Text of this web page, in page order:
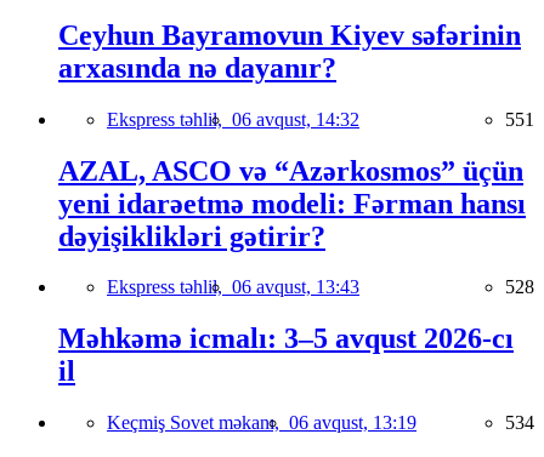
Ceyhun Bayramovun Kiyev səfərinin
arxasında nə dayanır?
Ekspress təhlil, 06 avqust, 14:32 551
AZAL, ASCO və “Azərkosmos” üçün
yeni idarəetmə modeli: Fərman hansı
dəyişiklikləri gətirir?
Ekspress təhlil, 06 avqust, 13:43 528
Məhkəmə icmalı: 3–5 avqust 2026-cı
il
Keçmiş Sovet məkanı, 06 avqust, 13:19 534